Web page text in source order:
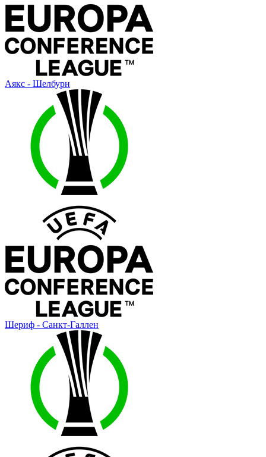
Аякс - Шелбурн
Шериф - Санкт-Галлен